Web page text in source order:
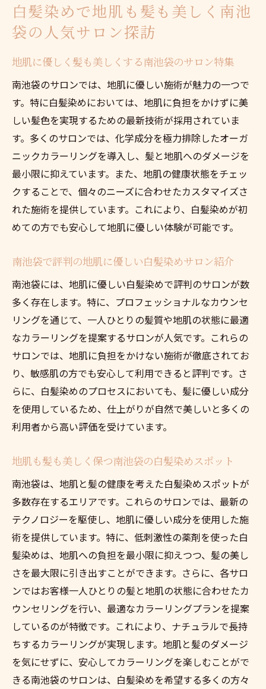
白髪染めで地肌も髪も美しく南池
袋の人気サロン探訪
地肌に優しく髪も美しくする南池袋のサロン特集
南池袋のサロンでは、地肌に優しい施術が魅力の一つで
す。特に白髪染めにおいては、地肌に負担をかけずに美
しい髪色を実現するための最新技術が採用されていま
す。多くのサロンでは、化学成分を極力排除したオーガ
ニックカラーリングを導入し、髪と地肌へのダメージを
最小限に抑えています。また、地肌の健康状態をチェッ
クすることで、個々のニーズに合わせたカスタマイズさ
れた施術を提供しています。これにより、白髪染めが初
めての方でも安心して地肌に優しい体験が可能です。
南池袋で評判の地肌に優しい白髪染めサロン紹介
南池袋には、地肌に優しい白髪染めで評判のサロンが数
多く存在します。特に、プロフェッショナルなカウンセ
リングを通じて、一人ひとりの髪質や地肌の状態に最適
なカラーリングを提案するサロンが人気です。これらの
サロンでは、地肌に負担をかけない施術が徹底されてお
り、敏感肌の方でも安心して利用できると評判です。さ
らに、白髪染めのプロセスにおいても、髪に優しい成分
を使用しているため、仕上がりが自然で美しいと多くの
利用者から高い評価を受けています。
地肌も髪も美しく保つ南池袋の白髪染めスポット
南池袋は、地肌と髪の健康を考えた白髪染めスポットが
多数存在するエリアです。これらのサロンでは、最新の
テクノロジーを駆使し、地肌に優しい成分を使用した施
術を提供しています。特に、低刺激性の薬剤を使った白
髪染めは、地肌への負担を最小限に抑えつつ、髪の美し
さを最大限に引き出すことができます。さらに、各サロ
ンではお客様一人ひとりの髪と地肌の状態に合わせたカ
ウンセリングを行い、最適なカラーリングプランを提案
しているのが特徴です。これにより、ナチュラルで長持
ちするカラーリングが実現します。地肌と髪のダメージ
を気にせずに、安心してカラーリングを楽しむことがで
きる南池袋のサロンは、白髪染めを希望する多くの方々